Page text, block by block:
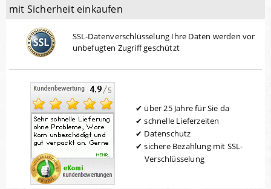
mit Sicherheit einkaufen
SSL-Datenverschlüsselung Ihre Daten werden vor
unbefugten Zugriff geschützt
über 25 Jahre für Sie da
schnelle Lieferzeiten
Datenschutz
sichere Bezahlung mit SSL-
Verschlüsselung